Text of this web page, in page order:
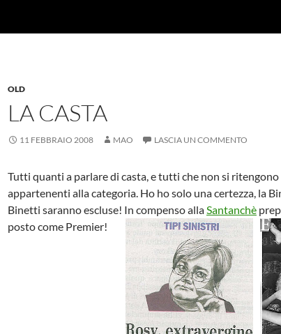
OLD
LA CASTA
11 FEBBRAIO 2008 MAO LASCIA UN COMMENTO
Tutti quanti a parlare di casta, e tutti che non si ritengono
appartenenti alla categoria. Ho ho solo una certezza, la
Binetti saranno escluse! In compenso allaSantanchè
posto come Premier!